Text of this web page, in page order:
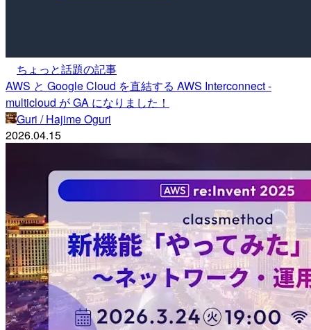
ちょっと話題の記事
AWS と Google Cloud を直結する AWS Interconnect -
multicloud が GA になりました！
Guri / Hajime Oguri
2026.04.15